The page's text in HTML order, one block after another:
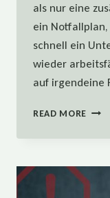
als nur eine
ein
schnell ein
wieder
auf irgendeine
READ MORE
DIE
3-